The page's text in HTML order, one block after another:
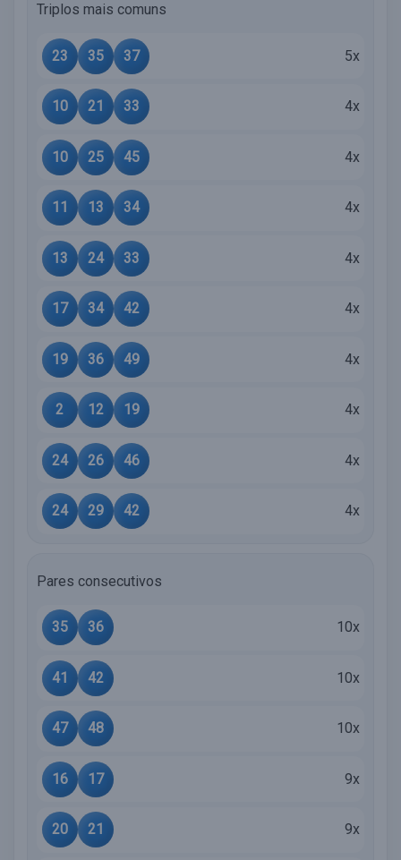
Triplos mais comuns
23 35 37 5x
10 21 33 4x
10 25 45 4x
11 13 34 4x
13 24 33 4x
17 34 42 4x
19 36 49 4x
2 12 19 4x
24 26 46 4x
24 29 42 4x
Pares consecutivos
35 36 10x
41 42 10x
47 48 10x
16 17 9x
20 21 9x